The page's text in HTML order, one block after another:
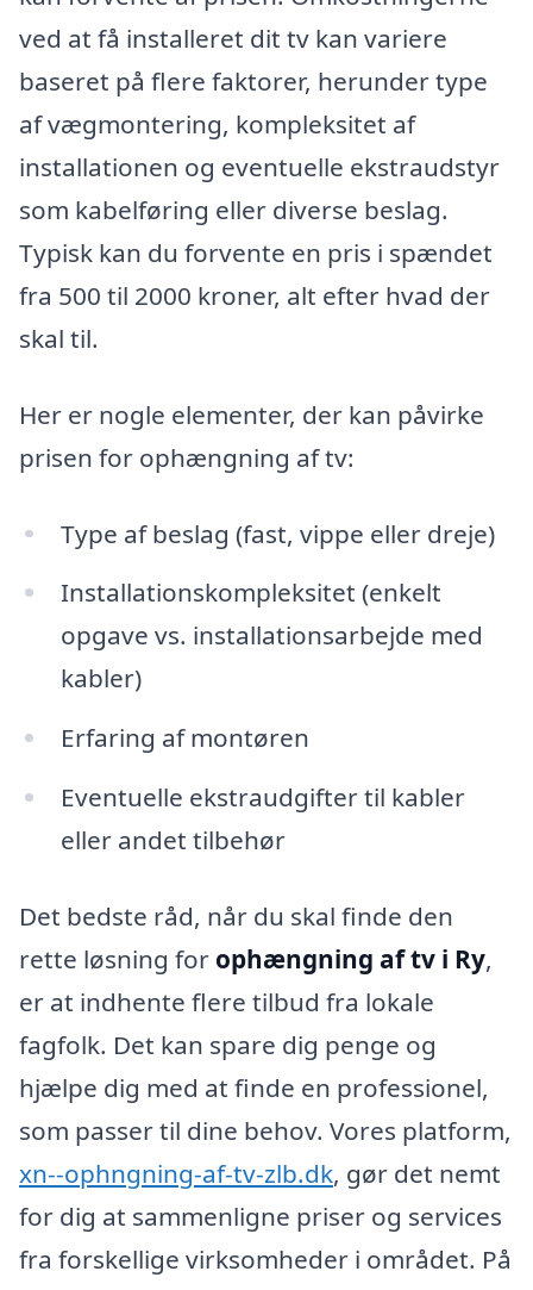
ved at få installeret dit tv kan variere
baseret på flere faktorer, herunder type
af vægmontering, kompleksitet af
installationen og eventuelle ekstraudstyr
som kabelføring eller diverse beslag.
Typisk kan du forvente en pris i spændet
fra 500 til 2000 kroner, alt efter hvad der
skal til.
Her er nogle elementer, der kan påvirke
prisen for ophængning af tv:
Type af beslag (fast, vippe eller dreje)
Installationskompleksitet (enkelt
opgave vs. installationsarbejde med
kabler)
Erfaring af montøren
Eventuelle ekstraudgifter til kabler
eller andet tilbehør
Det bedste råd, når du skal finde den
rette løsning for ophængning af tv i Ry,
er at indhente flere tilbud fra lokale
fagfolk. Det kan spare dig penge og
hjælpe dig med at finde en professionel,
som passer til dine behov. Vores platform,
xn--ophngning-af-tv-zlb.dk, gør det nemt
for dig at sammenligne priser og services
fra forskellige virksomheder i området. På